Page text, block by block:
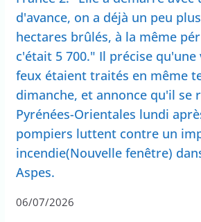
d'avance, on a déjà un peu
hectares brûlés, à la même
c'était 5 700." Il précise qu'une
feux étaient traités en même
dimanche, et annonce qu'il se
Pyrénées-Orientales lundi
pompiers luttent contre un
incendie(Nouvelle fenêtre)
Aspes.
06/07/2026